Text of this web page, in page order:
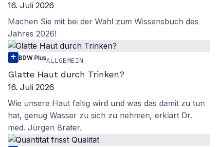
16. Juli 2026
Machen Sie mit bei der Wahl zum Wissensbuch des
Jahres 2026!
BDW PlusALLGEMEIN
Glatte Haut durch Trinken?
16. Juli 2026
Wie unsere Haut faltig wird und was das damit zu tun
hat, genug Wasser zu sich zu nehmen, erklärt Dr.
med. Jürgen Brater.